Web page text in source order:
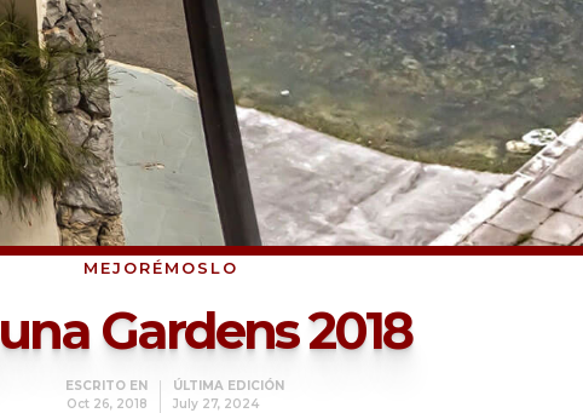
MEJORÉMOSLO
Gardens 2018
ESCRITO EN
Oct 26, 2018
ÚLTIMA EDICIÓN
July 27, 2024